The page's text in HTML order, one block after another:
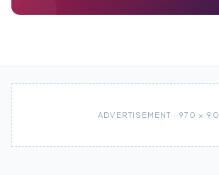
ADVERTISEMENT · 970 × 90